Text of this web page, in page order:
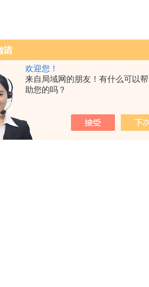
欢迎您！
来自局域网的朋友！有什么可以帮
助您的吗？